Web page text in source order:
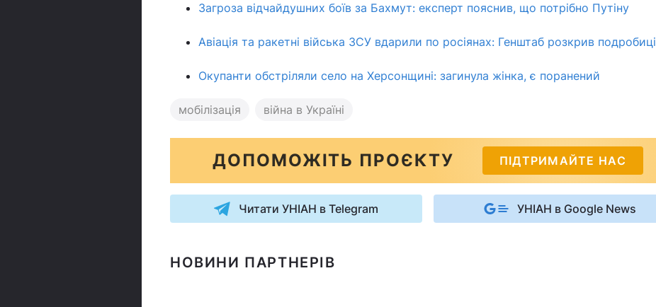
Загроза відчайдушних боїв за Бахмут: експерт пояснив, що потрібно Путіну
Авіація та ракетні війська ЗСУ вдарили по росіянах: Генштаб розкрив подробиці
Окупанти обстріляли село на Херсонщині: загинула жінка, є поранений
мобілізація війна в Україні
ДОПОМОЖІТЬ ПРОЄКТУ ПІДТРИМАЙТЕ НАС
Читати УНІАН в Telegram УНІАН в Google News
НОВИНИ ПАРТНЕРІВ